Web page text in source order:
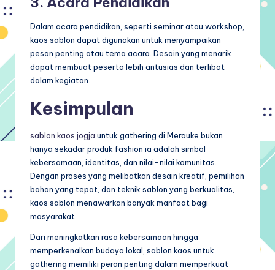
Dalam acara pendidikan, seperti seminar atau workshop,
kaos sablon dapat digunakan untuk menyampaikan
pesan penting atau tema acara. Desain yang menarik
dapat membuat peserta lebih antusias dan terlibat
dalam kegiatan.
Kesimpulan
sablon kaos jogja untuk gathering di Merauke bukan
hanya sekadar produk fashion ia adalah simbol
kebersamaan, identitas, dan nilai-nilai komunitas.
Dengan proses yang melibatkan desain kreatif, pemilihan
bahan yang tepat, dan teknik sablon yang berkualitas,
kaos sablon menawarkan banyak manfaat bagi
masyarakat.
Dari meningkatkan rasa kebersamaan hingga
memperkenalkan budaya lokal, sablon kaos untuk
gathering memiliki peran penting dalam memperkuat